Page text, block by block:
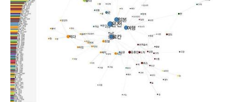
만들기의 전시물들을 큐레이팅하였다. 전시작품에는 판넬, 모형, 디지
털 액자가 포함되었다. 본 전시는 2014 서울건축문화제 기간에 DDP에
서도 전시되었다. 관련 링크 : AEDES , DOMUS Exhibition: Seoul -
Towards a Meta-City from Reframe on Vimeo. 연도 Year: 2014